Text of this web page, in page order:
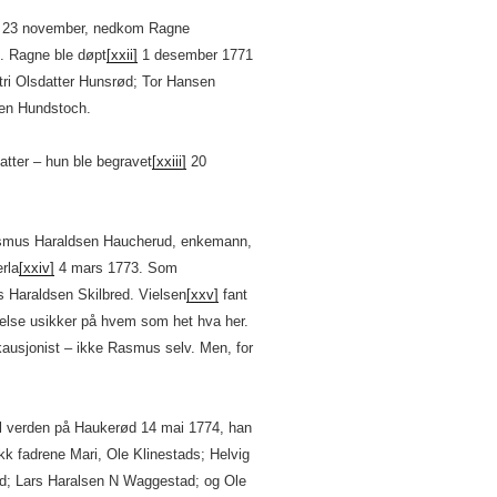
november, nedkom Ragne
Ragne ble døpt[xxii] 1 desember 1771
Olsdatter Hunsrød; Tor Hansen
Hundstoch.
– hun ble begravet[xxiii] 20
Haraldsen Haucherud, enkemann,
[xxiv] 4 mars 1773. Som
Haraldsen Skilbred. Vielsen[xxv] fant
usikker på hvem som het hva her.
– ikke Rasmus selv. Men, for
på Haukerød 14 mai 1774, han
fadrene Mari, Ole Klinestads; Helvig
Lars Haralsen N Waggestad; og Ole